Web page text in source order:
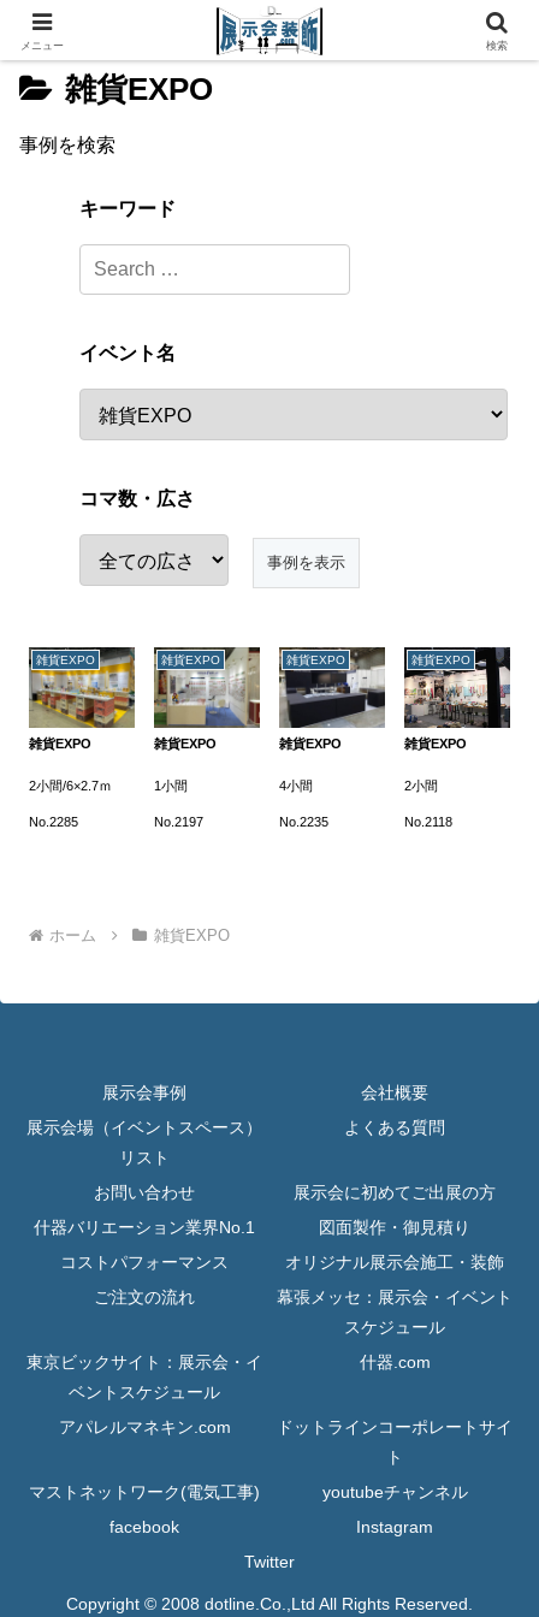
雑貨EXPO
事例を検索
キーワード
イベント名
コマ数・広さ
雑貨EXPO
雑貨EXPO
2小間/6×2.7ｍ
No.2285
雑貨EXPO
雑貨EXPO
1小間
No.2197
雑貨EXPO
雑貨EXPO
4小間
No.2235
雑貨EXPO
雑貨EXPO
2小間
No.2118
ホーム 雑貨EXPO
展示会事例
会社概要
展示会場（イベントスペース）
リスト
よくある質問
お問い合わせ
展示会に初めてご出展の方
什器バリエーション業界No.1
図面製作・御見積り
コストパフォーマンス
オリジナル展示会施工・装飾
ご注文の流れ
幕張メッセ：展示会・イベント
スケジュール
東京ビックサイト：展示会・イ
ベントスケジュール
什器.com
アパレルマネキン.com
ドットラインコーポレートサイ
ト
マストネットワーク(電気工事)
youtubeチャンネル
facebook
Instagram
Twitter
Copyright © 2008 dotline.Co.,Ltd All Rights Reserved.
メニュー 検索